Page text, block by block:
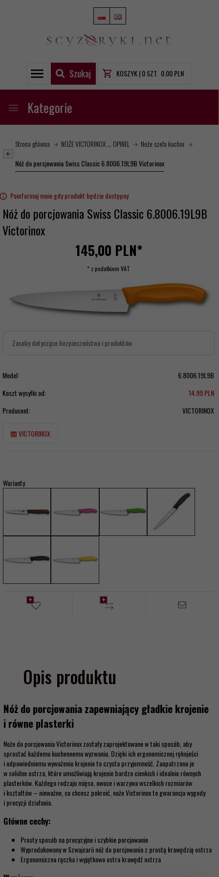
Szukaj KOSZYK |0SZT. 0.00PLN
Kategorie
Strona główna NOŻE VICTORINOX ... OPINEL
Noże szefa kuchni
Nóż do porcjowania Swiss Classic 6.8006.19L9B Victorinox
Poinformuj mnie gdy produkt będzie dostępny
Nóż do porcjowania Swiss Classic 6.8006.19L9B
Victorinox
145,00 PLN*
* z podatkiem VAT
Zasoby dotyczące bezpieczeństwa i produktów
Model:
6.8006.19L9B
Koszt wysyłki od:
14.99 PLN
Producent:
VICTORINOX
VICTORINOX
Warianty
Opis produktu
Nóż do porcjowania zapewniający gładkie krojenie
i równe plasterki
Noże do porcjowania Victorinox zostały zaprojektowane w taki sposób, aby
sprostać każdemu kuchennemu wyzwaniu. Dzięki ich ergonomicznej rękojeści
i odpowiedniemu wyważeniu krojenie to czysta przyjemność. Zaopatrzono je
w solidne ostrza, które umożliwiają krojenie bardzo cienkich i idealnie równych
plasterków. Każdego rodzaju mięso, owoce i warzywa wszelkich rozmiarów
i kształtów – nieważne, co chcesz pokroić, noże Victorinox to gwarancja wygody
i precyzji działania.
Główne cechy:
Prosty sposób na precyzyjne i szybkie porcjowanie
Wyprodukowany w Szwajcarii nóż do porcjowania z prostą krawędzią ostrza
Ergonomiczna rączka i wyjątkowo ostra krawędź ostrza